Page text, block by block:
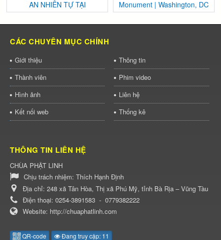
AN NHIÊN TỰ TẠI
Monument | Washington, DC
CÁC CHUYÊN MỤC CHÍNH
Giới thiệu
Thông tin
Thành viên
Phim video
Hình ảnh
Liên hệ
Kết nối web
Thống kê
THÔNG TIN LIÊN HỆ
CHÙA PHẬT LINH
Chịu trách nhiệm: Thích Hạnh Định
Địa chỉ: 248 xã Tân Hòa, Thị xã Phú Mỹ, tỉnh Bà Rịa – Vũng Tàu
Điện thoại: 0254-3891583 - 0779382222
Website: http://chuaphatlinh.com
QR-code Đang truy cập: 11